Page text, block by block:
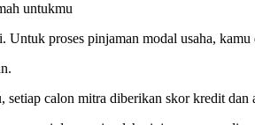
untukmu
proses pinjaman modal usaha,
calon mitra diberikan skor kredit